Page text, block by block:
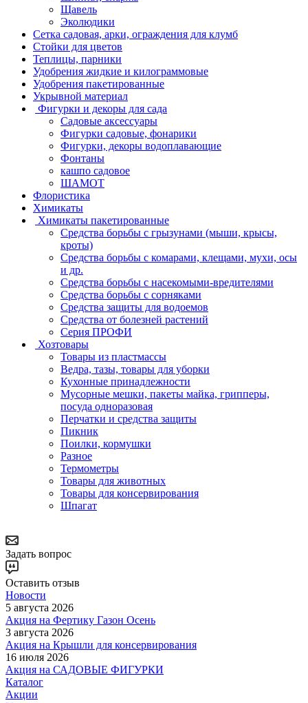
Щавель
Эколюдики
Сетка садовая, арки, ограждения для клумб
Стойки для цветов
Теплицы, парники
Удобрения жидкие и килограммовые
Удобрения пакетированные
Укрывной материал
Фигурки и декоры для сада
Садовые аксессуары
Фигурки садовые, фонарики
Фигурки, декоры водоплавающие
Фонтаны
кашпо садовое
ШАМОТ
Флористика
Химикаты
Химикаты пакетированные
Средства борьбы с грызунами (мыши, крысы,
кроты)
Средства борьбы с комарами, клещами, мухи, осы
и др.
Средства борьбы с насекомыми-вредителями
Средства борьбы с сорняками
Средства защиты для водоемов
Средства от болезней растений
Серия ПРОФИ
Хозтовары
Товары из пластмассы
Ведра, тазы, товары для уборки
Кухонные принадлежности
Мусорные мешки, пакеты майка, грипперы,
посуда одноразовая
Перчатки и средства защиты
Пикник
Поилки, кормушки
Разное
Термометры
Товары для животных
Товары для консервирования
Шпагат
Задать вопрос
Оставить отзыв
Новости
5 августа 2026
Акция на Фертику Газон Осень
3 августа 2026
Акция на Крышли для консервирования
16 июля 2026
Акция на САДОВЫЕ ФИГУРКИ
Каталог
Акции